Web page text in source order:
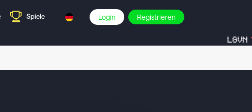
Spiele Login Registrieren
LGVN